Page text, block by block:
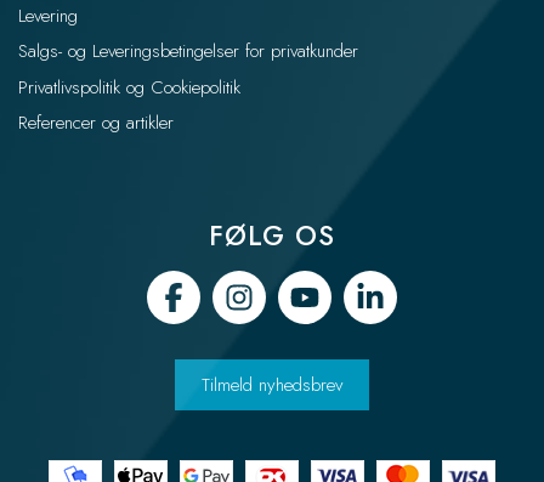
Levering
Salgs- og Leveringsbetingelser for privatkunder
Privatlivspolitik og Cookiepolitik
Referencer og artikler
FØLG OS
Tilmeld nyhedsbrev